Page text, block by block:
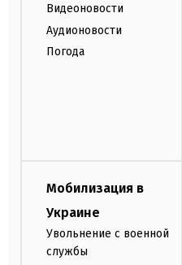
Видеоновости
Аудионовости
Погода
Мобилизация в
Украине
Увольнение с военной
службы